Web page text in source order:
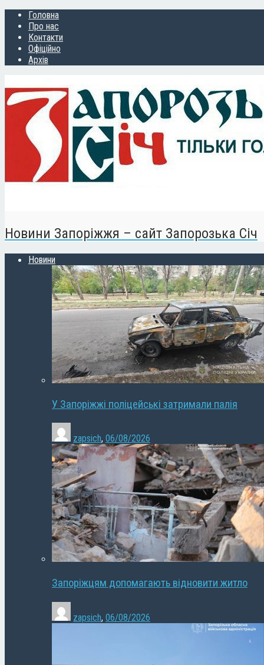
Головна
Про нас
Контакти
Офіційно
Архів
Новини Запоріжжя – сайт Запорозька Січ
Новини
У Запоріжжі поліцейські затримали палія
zapsich, 06/08/2026
Запоріжцям допомагають відновити житло
zapsich, 06/08/2026